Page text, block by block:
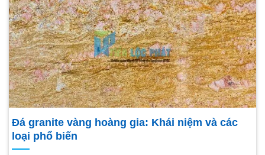
Đá granite vàng hoàng gia: Khái niệm và các
loại phổ biến